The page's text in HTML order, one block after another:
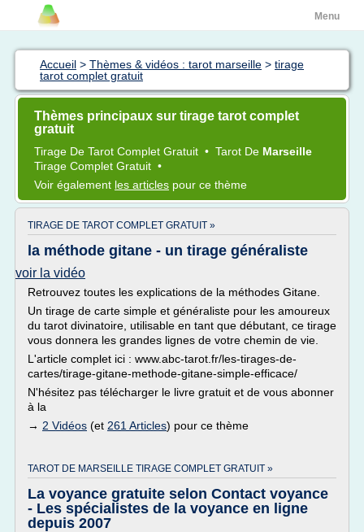
Menu
Accueil > Thèmes & vidéos : tarot marseille > tirage
tarot complet gratuit
Thèmes principaux sur tirage tarot complet
gratuit
Tirage De Tarot Complet Gratuit • Tarot De Marseille
Tirage Complet Gratuit •
Voir également les articles pour ce thème
TIRAGE DE TAROT COMPLET GRATUIT »
la méthode gitane - un tirage généraliste
voir la vidéo
Retrouvez toutes les explications de la méthodes Gitane.
Un tirage de carte simple et généraliste pour les amoureux
du tarot divinatoire, utilisable en tant que débutant, ce tirage
vous donnera les grandes lignes de votre chemin de vie.
L'article complet ici : www.abc-tarot.fr/les-tirages-de-
cartes/tirage-gitane-methode-gitane-simple-efficace/
N'hésitez pas télécharger le livre gratuit et de vous abonner
à la
→ 2 Vidéos (et 261 Articles) pour ce thème
TAROT DE MARSEILLE TIRAGE COMPLET GRATUIT »
La voyance gratuite selon Contact voyance
- Les spécialistes de la voyance en ligne
depuis 2007